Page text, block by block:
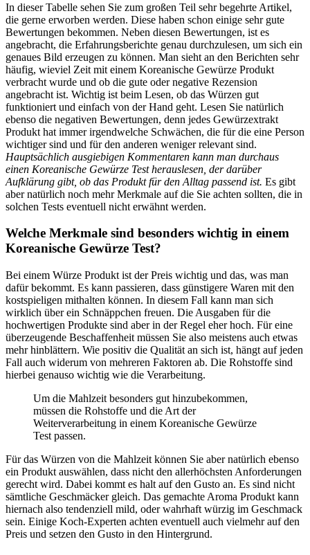
In dieser Tabelle sehen Sie zum großen Teil sehr begehrte Artikel,
die gerne erworben werden. Diese haben schon einige sehr gute
Bewertungen bekommen. Neben diesen Bewertungen, ist es
angebracht, die Erfahrungsberichte genau durchzulesen, um sich ein
genaues Bild erzeugen zu können. Man sieht an den Berichten sehr
häufig, wieviel Zeit mit einem Koreanische Gewürze Produkt
verbracht wurde und ob die gute oder negative Rezension
angebracht ist. Wichtig ist beim Lesen, ob das Würzen gut
funktioniert und einfach von der Hand geht. Lesen Sie natürlich
ebenso die negativen Bewertungen, denn jedes Gewürzextrakt
Produkt hat immer irgendwelche Schwächen, die für die eine Person
wichtiger sind und für den anderen weniger relevant sind.
Hauptsächlich ausgiebigen Kommentaren kann man durchaus
einen Koreanische Gewürze Test herauslesen, der darüber
Aufklärung gibt, ob das Produkt für den Alltag passend ist. Es gibt
aber natürlich noch mehr Merkmale auf die Sie achten sollten, die in
solchen Tests eventuell nicht erwähnt werden.
Welche Merkmale sind besonders wichtig in einem
Koreanische Gewürze Test?
Bei einem Würze Produkt ist der Preis wichtig und das, was man
dafür bekommt. Es kann passieren, dass günstigere Waren mit den
kostspieligen mithalten können. In diesem Fall kann man sich
wirklich über ein Schnäppchen freuen. Die Ausgaben für die
hochwertigen Produkte sind aber in der Regel eher hoch. Für eine
überzeugende Beschaffenheit müssen Sie also meistens auch etwas
mehr hinblättern. Wie positiv die Qualität an sich ist, hängt auf jeden
Fall auch widerum von mehreren Faktoren ab. Die Rohstoffe sind
hierbei genauso wichtig wie die Verarbeitung.
Um die Mahlzeit besonders gut hinzubekommen,
müssen die Rohstoffe und die Art der
Weiterverarbeitung in einem Koreanische Gewürze
Test passen.
Für das Würzen von die Mahlzeit können Sie aber natürlich ebenso
ein Produkt auswählen, dass nicht den allerhöchsten Anforderungen
gerecht wird. Dabei kommt es halt auf den Gusto an. Es sind nicht
sämtliche Geschmäcker gleich. Das gemachte Aroma Produkt kann
hiernach also tendenziell mild, oder wahrhaft würzig im Geschmack
sein. Einige Koch-Experten achten eventuell auch vielmehr auf den
Preis und setzen den Gusto in den Hintergrund.